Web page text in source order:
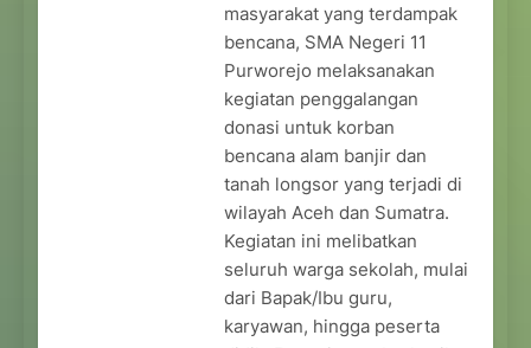
masyarakat yang terdampak
bencana, SMA Negeri 11
Purworejo melaksanakan
kegiatan penggalangan
donasi untuk korban
bencana alam banjir dan
tanah longsor yang terjadi di
wilayah Aceh dan Sumatra.
Kegiatan ini melibatkan
seluruh warga sekolah, mulai
dari Bapak/Ibu guru,
karyawan, hingga peserta